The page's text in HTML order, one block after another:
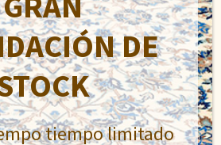
Moderno
€
El682,90€El
DE
tiempo limitado